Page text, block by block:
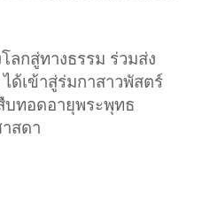
ลกสู่ทางธรรม ร่วมส่ง
ด้เข้าสู่ร่มกาสาวพัสตร์
บทอดอายุพระพุทธ
สดา